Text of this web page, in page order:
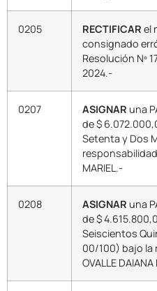
0205 RECTIFICAR el
consignado
Resolución Nº
2024.-
0207 ASIGNAR una
de $
Setenta y Dos
responsabilidad
MARIEL.-
0208 ASIGNAR una
de $
Seiscientos
00/100) bajo la
OVALLE